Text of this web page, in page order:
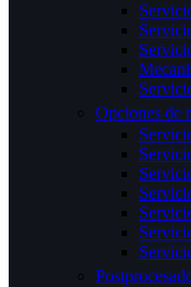
Opciones de